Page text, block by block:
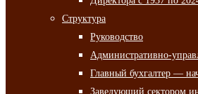
Структура
Руководство
Административно-
Главный бухгалтер —
Заведующий сектором